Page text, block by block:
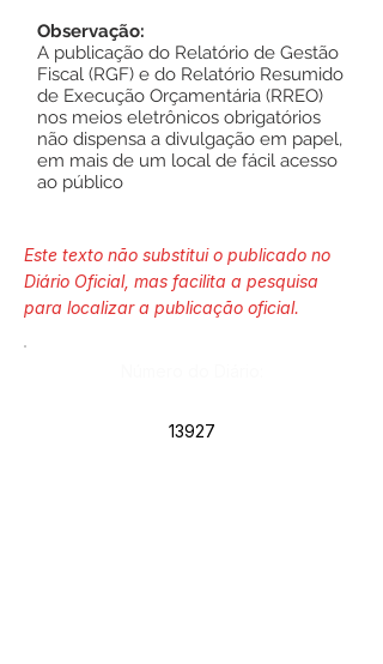
Observação:
A publicação do Relatório de Gestão
Fiscal (RGF) e do Relatório Resumido
de Execução Orçamentária (RREO)
nos meios eletrônicos obrigatórios
não dispensa a divulgação em papel,
em mais de um local de fácil acesso
ao público
Este texto não substitui o publicado no
Diário Oficial, mas facilita a pesquisa
para localizar a publicação oficial.
13927